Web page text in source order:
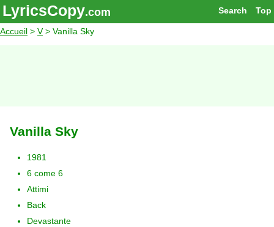
Top
Search
LyricsCopy.com
Accueil > V> Vanilla Sky
Vanilla Sky
1981
6 come 6
Attimi
Back
Devastante